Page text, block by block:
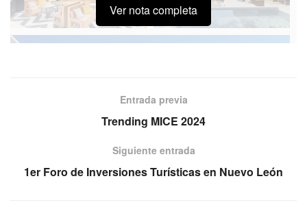
Ver nota completa
Entrada previa
Trending MICE 2024
Siguiente entrada
1er Foro de Inversiones Turísticas en Nuevo León